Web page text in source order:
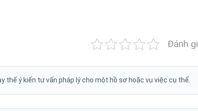
Đánh
thế ý kiến tư vấn pháp lý cho một hồ sơ hoặc vụ việc cụ thể.